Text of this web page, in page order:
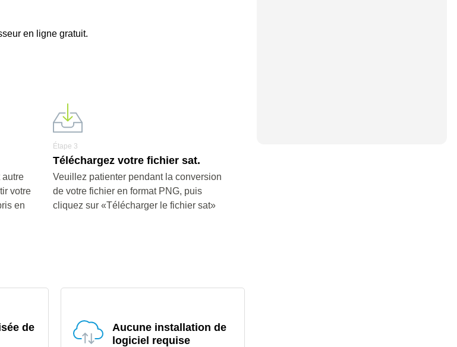
en ligne gratuit.
autre
votre
en
Étape 3
Téléchargez votre fichier sat.
Veuillez patienter pendant la conversion
de votre fichier en format PNG, puis
cliquez sur «Télécharger le fichier sat»
de
Aucune installation de
logiciel requise